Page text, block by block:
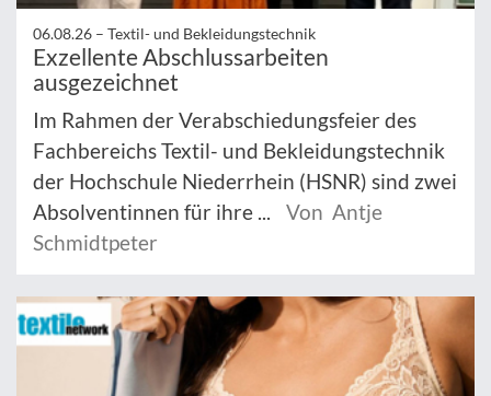
06.08.26 – Textil- und Bekleidungstechnik
Exzellente Abschlussarbeiten
ausgezeichnet
Im Rahmen der Verabschiedungsfeier des
Fachbereichs Textil- und Bekleidungstechnik
der Hochschule Niederrhein (HSNR) sind zwei
Absolventinnen für ihre ...
Von Antje
Schmidtpeter